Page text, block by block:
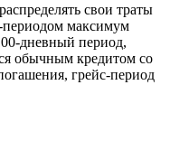
свои траты
периодом максимум
дневный период,
обычным кредитом со
грейс-период